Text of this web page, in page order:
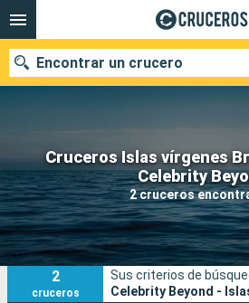
Cruceros Islas vírgenes
Celebrity
2 cruceros
Encontrar un crucero
Nuestros destinos
Fecha de salida
Puertos
2
cruceros
Sus criterios de
Celebrity Beyond -